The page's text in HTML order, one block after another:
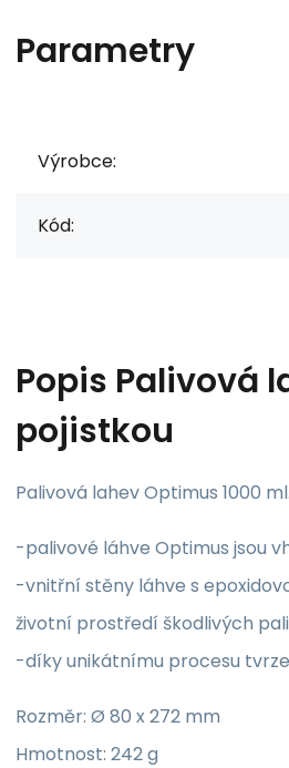
Parametry
Výrobce:
Kód:
Popis Palivová
pojistkou
Palivová lahev Optimus 1000 ml.
-palivové láhve Optimus jsou
-vnitřní stěny láhve s
životní prostředí škodlivých
-díky unikátnímu procesu
Rozměr: Ø 80 x 272 mm
Hmotnost: 242 g